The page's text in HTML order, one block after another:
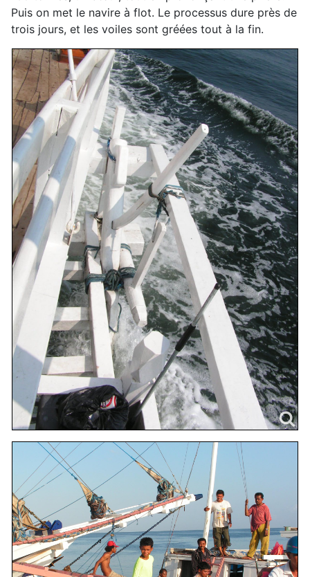
Puis on met le navire à flot. Le processus dure près de
trois jours, et les voiles sont gréées tout à la fin.